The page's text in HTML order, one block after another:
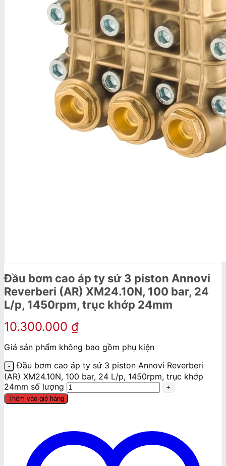
Đầu bơm cao áp ty sứ 3 piston Annovi
Reverberi (AR) XM24.10N, 100 bar, 24
L/p, 1450rpm, trục khớp 24mm
10.300.000 ₫
Giá sản phẩm không bao gồm phụ kiện
Đầu bơm cao áp ty sứ 3 piston Annovi Reverberi
(AR) XM24.10N, 100 bar, 24 L/p, 1450rpm, trục khớp
24mm số lượng
Thêm vào giỏ hàng